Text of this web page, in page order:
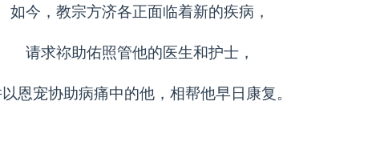
如今，教宗方济各正面临着新的疾病，
请求祢助佑照管他的医生和护士，
恩宠协助病痛中的他，相帮他早日康复。